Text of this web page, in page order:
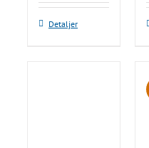
Detaljer